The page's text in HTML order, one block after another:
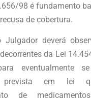
98 é fundamento
de cobertura.
Julgador deverá
da Lei
eventualmente
prevista em lei
de